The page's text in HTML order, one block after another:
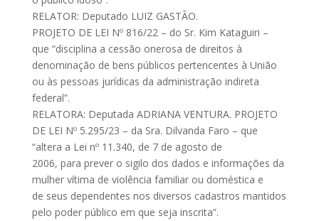
RELATOR: Deputado LUIZ GASTÃO.
PROJETO DE LEI Nº 816/22 – do Sr. Kim Kataguiri –
que “disciplina a cessão onerosa de direitos à
denominação de bens públicos pertencentes à União
ou às pessoas jurídicas da administração indireta
federal”.
RELATORA: Deputada ADRIANA VENTURA. PROJETO
DE LEI Nº 5.295/23 – da Sra. Dilvanda Faro – que
“altera a Lei nº 11.340, de 7 de agosto de
2006, para prever o sigilo dos dados e informações da
mulher vítima de violência familiar ou doméstica e
de seus dependentes nos diversos cadastros mantidos
pelo poder público em que seja inscrita”.